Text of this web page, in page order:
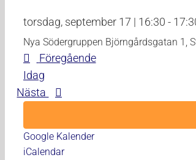
torsdag, september 17 | 16:30 -
Nya Södergruppen Björngårdsgatan 1,
FöregåendeEvenemang
Idag
Nästa
Evenemang
Google Kalender
iCalendar